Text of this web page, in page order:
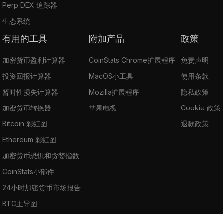
Perp DEX 追踪器
生态系统
有用的工具
加密货币盈利计算器
投资回报计算器
暂时性损失计算器
加密货币转换器
Bitcoin 彩虹图
Ethereum 彩虹图
加密货币恐惧和贪婪指数
CoinStats小部件
24小时加密货币市场报告
BTC主导图
附加产品
CoinStats Chrome扩展程序
MacOS小工具
Mozilla扩展程序
苹果电视
政策
免责声明
使用条款
隐私政策
Cookie 政策
退款政策